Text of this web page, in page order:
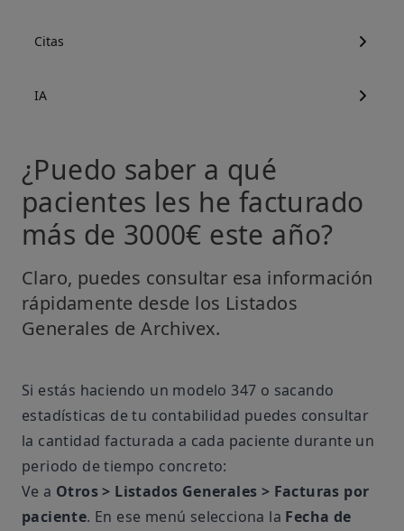
Citas
IA
¿Puedo saber a qué
pacientes les he facturado
más de 3000€ este año?
Claro, puedes consultar esa información
rápidamente desde los Listados
Generales de Archivex.
Si estás haciendo un modelo 347 o sacando
estadísticas de tu contabilidad puedes consultar
la cantidad facturada a cada paciente durante un
periodo de tiempo concreto:
Ve a Otros > Listados Generales > Facturas por
paciente. En ese menú selecciona la Fecha de